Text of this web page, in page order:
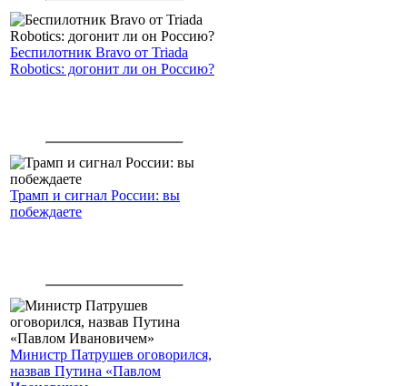
Беспилотник Bravo от Triada
Robotics: догонит ли он Россию?
Трамп и сигнал России: вы
побеждаете
Министр Патрушев оговорился,
назвав Путина «Павлом